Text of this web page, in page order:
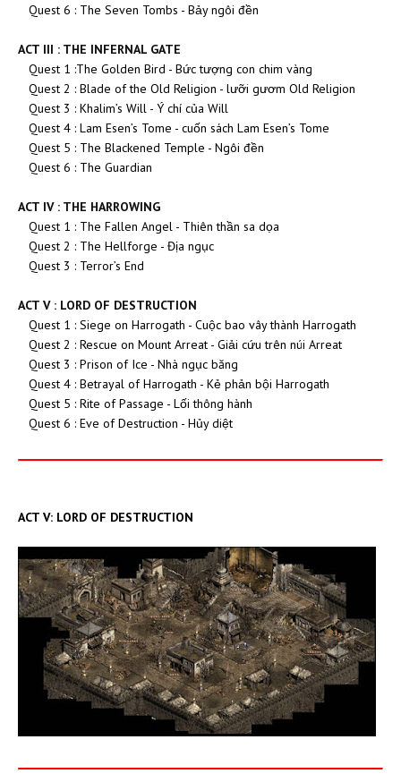
Quest 6 : The Seven Tombs - Bảy ngôi đền
ACT III : THE INFERNAL GATE
Quest 1 :The Golden Bird - Bức tượng con chim vàng
Quest 2 : Blade of the Old Religion - lưỡi gươm Old Religion
Quest 3 : Khalim’s Will - Ý chí của Will
Quest 4 : Lam Esen’s Tome - cuốn sách Lam Esen’s Tome
Quest 5 : The Blackened Temple - Ngôi đền
Quest 6 : The Guardian
ACT IV : THE HARROWING
Quest 1 : The Fallen Angel - Thiên thần sa dọa
Quest 2 : The Hellforge - Địa ngục
Quest 3 : Terror’s End
ACT V : LORD OF DESTRUCTION
Quest 1 : Siege on Harrogath - Cuộc bao vây thành Harrogath
Quest 2 : Rescue on Mount Arreat - Giải cứu trên núi Arreat
Quest 3 : Prison of Ice - Nhà ngục băng
Quest 4 : Betrayal of Harrogath - Kẻ phản bội Harrogath
Quest 5 : Rite of Passage - Lối thông hành
Quest 6 : Eve of Destruction - Hủy diệt
ACT V: LORD OF DESTRUCTION